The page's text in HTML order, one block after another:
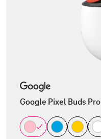
Google Pixel Buds Pro